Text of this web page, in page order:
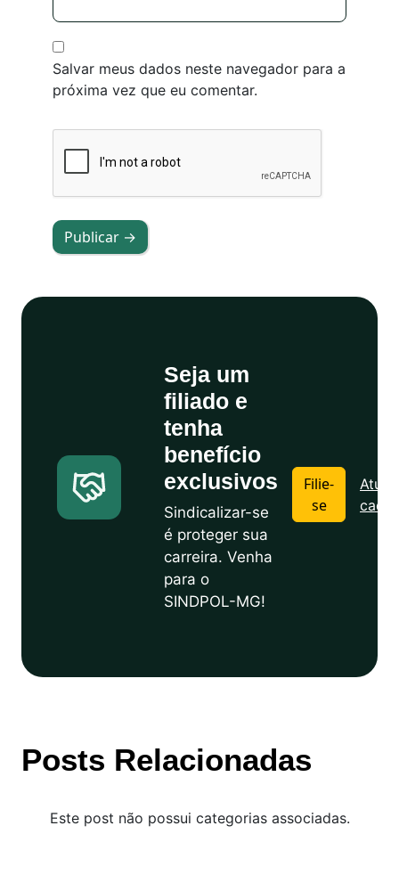
Salvar meus dados neste navegador para a
próxima vez que eu comentar.
Publicar →
Seja um
filiado e
tenha
benefício
exclusivos
Sindicalizar-se
é proteger sua
carreira. Venha
para o
SINDPOL-MG!
Filie-
se
Posts Relacionadas
Este post não possui categorias associadas.